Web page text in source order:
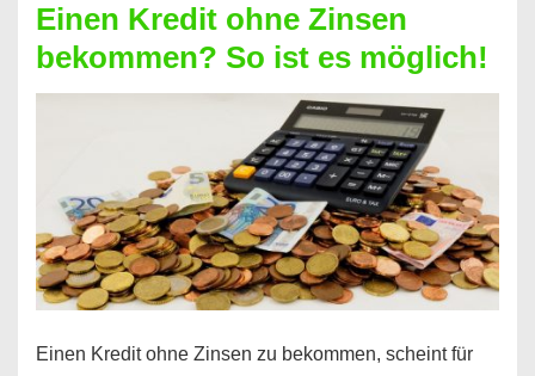
Festvertrag
für
jeden
erfahren
Sie
es
Einen Kredit ohne Zinsen
bekommen? So ist es möglich!
Einen Kredit ohne Zinsen zu bekommen, scheint für